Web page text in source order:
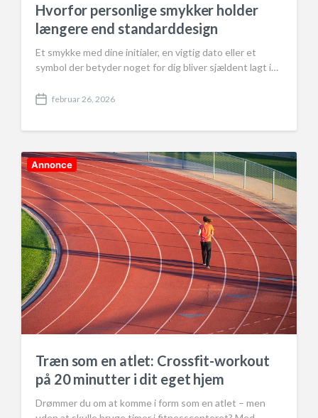
Hvorfor personlige smykker holder
længere end standarddesign
Et smykke med dine initialer, en vigtig dato eller et
symbol der betyder noget for dig bliver sjældent lagt i…
P
s
d
a
t
e
februar 26, 2026
Annonce
Træn som en atlet: Crossfit-workout
på 20 minutter i dit eget hjem
Drømmer du om at komme i form som en atlet – men